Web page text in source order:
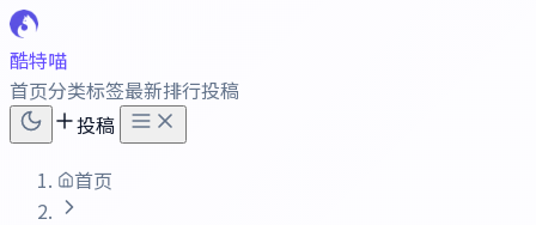
酷特喵
首页分类标签最新排行投稿
投稿
首页